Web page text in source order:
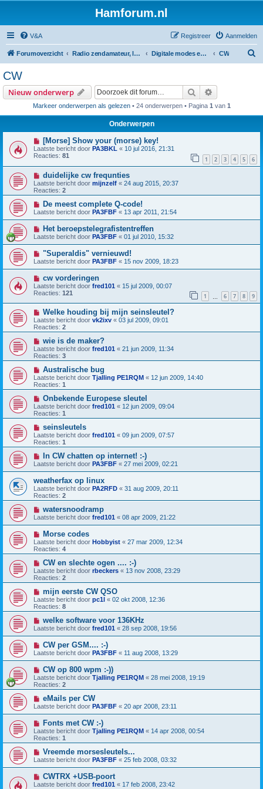
Hamforum.nl
V&A Aanmelden
Registreer
Forumoverzicht Radio zendamateur, luisteramateur en elektronica zelfbouw Digitale modes en morse (CW) CW
CW
Nieuw onderwerp Zoek
Markeer onderwerpen als gelezen• 24 onderwerpen • Pagina 1 van 1
Onderwerpen
[Morse] Show your (morse) key!
Laatste bericht door PA3BKL « 10 jul 2016, 21:31
Reacties: 81 1 2 3 4 5 6
duidelijke cw frequnties
Laatste bericht door mijnzelf « 24 aug 2015, 20:37
Reacties: 2
De meest complete Q-code!
Laatste bericht door PA3FBF « 13 apr 2011, 21:54
Het beroepstelegrafistentreffen
Laatste bericht door PA3FBF « 01 jul 2010, 15:32
"Superaldis" vernieuwd!
Laatste bericht door PA3FBF « 15 nov 2009, 18:23
cw vorderingen
Laatste bericht door fred101 « 15 jul 2009, 00:07
Reacties: 121 1 6 7 8 9
Welke houding bij mijn seinsleutel?
Laatste bericht door vk2ixv « 03 jul 2009, 09:01
Reacties: 2
wie is de maker?
Laatste bericht door fred101 « 21 jun 2009, 11:34
Reacties: 3
Australische bug
Laatste bericht door Tjalling PE1RQM « 12 jun 2009, 14:40
Reacties: 1
Onbekende Europese sleutel
Laatste bericht door fred101 « 12 jun 2009, 09:04
Reacties: 1
seinsleutels
Laatste bericht door fred101 « 09 jun 2009, 07:57
Reacties: 1
In CW chatten op internet! :-)
Laatste bericht door PA3FBF « 27 mei 2009, 02:21
weatherfax op linux
Laatste bericht door PA2RFD « 31 aug 2009, 20:11
Reacties: 2
watersnoodramp
Laatste bericht door fred101 « 08 apr 2009, 21:22
Morse codes
Laatste bericht door Hobbyist « 27 mar 2009, 12:34
Reacties: 4
CW en slechte ogen .... :-)
Laatste bericht door rbeckers « 13 nov 2008, 23:29
Reacties: 2
mijn eerste CW QSO
Laatste bericht door pc1l « 02 okt 2008, 12:36
Reacties: 8
welke software voor 136KHz
Laatste bericht door fred101 « 28 sep 2008, 19:56
CW per GSM.... :-)
Laatste bericht door PA3FBF « 11 aug 2008, 13:29
CW op 800 wpm :-))
Laatste bericht door Tjalling PE1RQM « 28 mei 2008, 19:19
Reacties: 2
eMails per CW
Laatste bericht door PA3FBF « 20 apr 2008, 23:11
Fonts met CW :-)
Laatste bericht door Tjalling PE1RQM « 14 apr 2008, 00:54
Reacties: 1
Vreemde morsesleutels...
Laatste bericht door PA3FBF « 25 feb 2008, 03:32
CWTRX +USB-poort
Laatste bericht door fred101 « 17 feb 2008, 23:42